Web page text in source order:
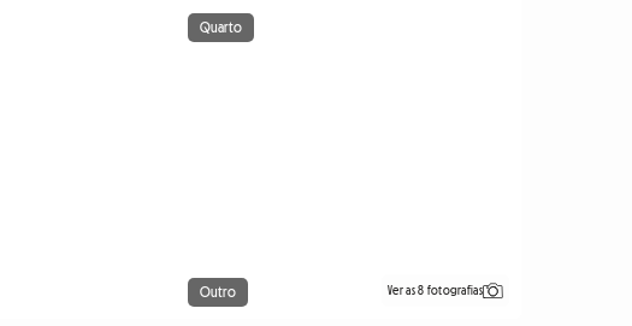
Quarto
Outro Ver as 8 fotografias